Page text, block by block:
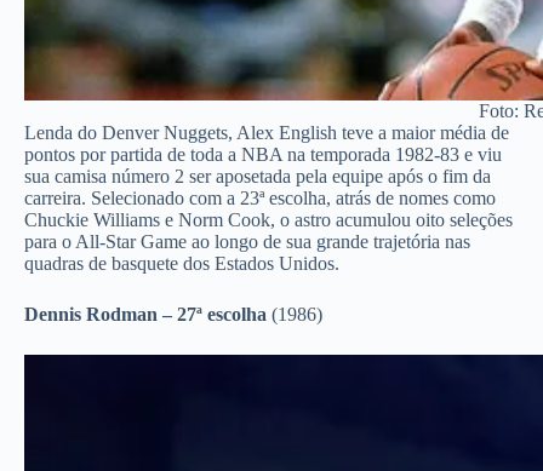
Foto:
Lenda do Denver Nuggets, Alex English teve a maior média de
pontos por partida de toda a NBA na temporada 1982-83 e viu
sua camisa número 2 ser aposetada pela equipe após o fim da
carreira. Selecionado com a 23ª escolha, atrás de nomes como
Chuckie Williams e Norm Cook, o astro acumulou oito seleções
para o All-Star Game ao longo de sua grande trajetória nas
quadras de basquete dos Estados Unidos.
Dennis Rodman – 27ª escolha (1986)